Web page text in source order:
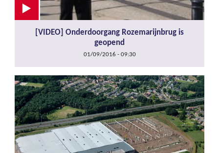
[VIDEO] Onderdoorgang Rozemarijnbrug is
geopend
01/09/2016 - 09:30